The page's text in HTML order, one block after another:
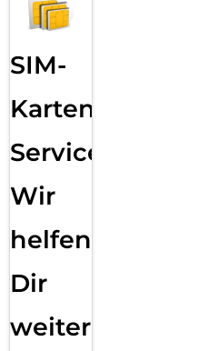
SIM-
Karten
Service:
Wir
helfen
Dir
weiter